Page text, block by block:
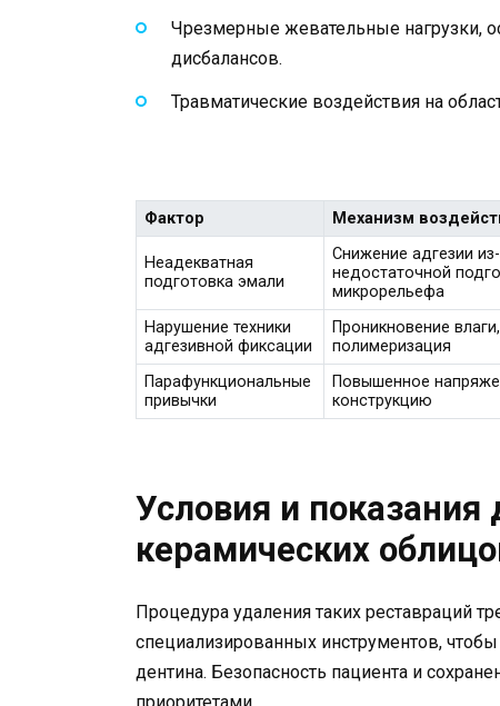
Чрезмерные жевательные нагрузки,
дисбалансов.
Травматические воздействия на
Фактор Механизм
Неадекватная
подготовка эмали
Снижение адгезии
недостаточной
микрорельефа
Нарушение техники
адгезивной фиксации
Проникновение
полимеризация
Парафункциональные
привычки
Повышенное
конструкцию
Условия и показания
керамических
Процедура удаления таких реставраций
специализированных инструментов,
дентина. Безопасность пациента и